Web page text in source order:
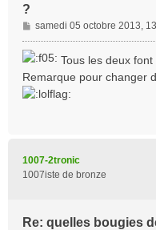
?
M
e
s
a
g
samedi 05 octobre 2013,
Tous les deux
Remarque pour changer
1007-2tronic
1007iste de bronze
Re: quelles bougies